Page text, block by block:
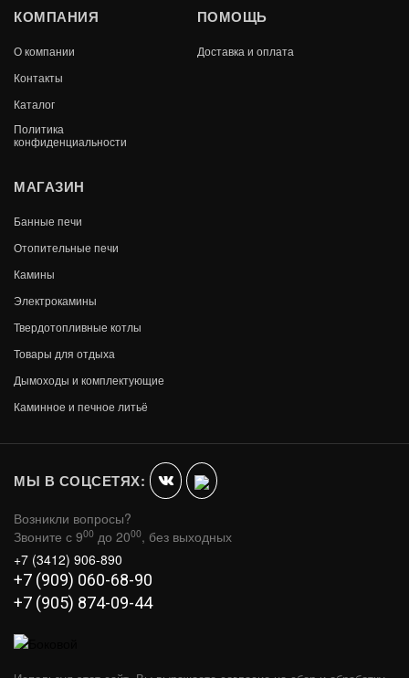
КОМПАНИЯ
О компании
Контакты
Каталог
Политика
конфиденциальности
ПОМОЩЬ
Доставка и оплата
МАГАЗИН
Банные печи
Отопительные печи
Камины
Электрокамины
Твердотопливные котлы
Товары для отдыха
Дымоходы и комплектующие
Каминное и печное литьё
МЫ В СОЦСЕТЯХ:
Возникли вопросы?
Звоните с 900 до 2000, без выходных
+7 (3412) 906-890
+7 (909) 060-68-90
+7 (905) 874-09-44